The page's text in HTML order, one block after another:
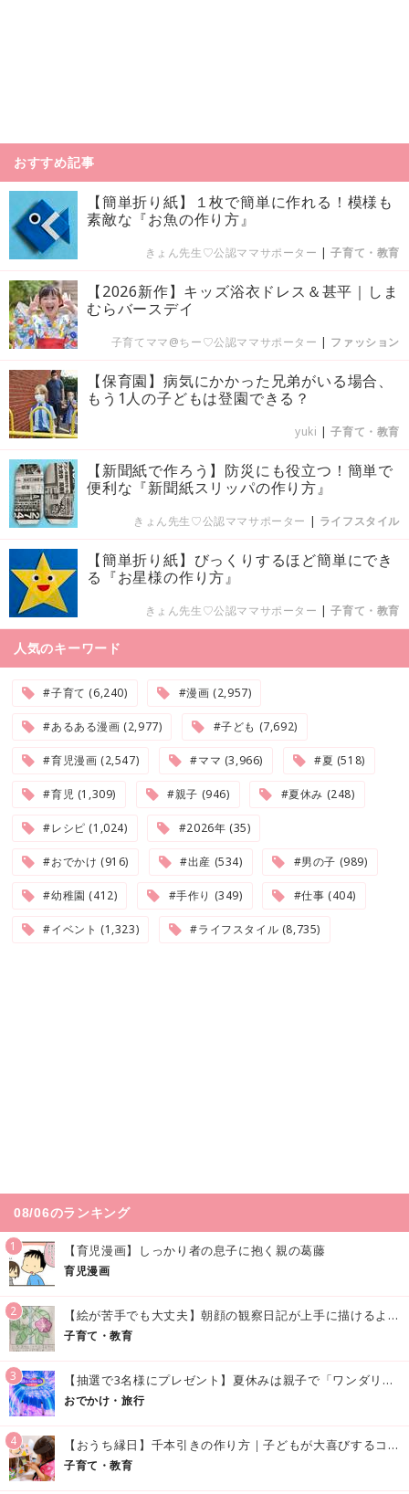
おすすめ記事
【簡単折り紙】１枚で簡単に作れる！模様も
素敵な『お魚の作り方』
きょん先生♡公認ママサポーター |子育て・教育
【2026新作】キッズ浴衣ドレス＆甚平｜しま
むらバースデイ
子育てママ@ちー♡公認ママサポーター | ファッション
【保育園】病気にかかった兄弟がいる場合、
もう1人の子どもは登園できる？
yuki |子育て・教育
【新聞紙で作ろう】防災にも役立つ！簡単で
便利な『新聞紙スリッパの作り方』
きょん先生♡公認ママサポーター | ライフスタイル
【簡単折り紙】びっくりするほど簡単にでき
る『お星様の作り方』
きょん先生♡公認ママサポーター |子育て・教育
人気のキーワード
#子育て (6,240) #漫画 (2,957)
#あるある漫画 (2,977) #子ども (7,692)
#育児漫画 (2,547) #ママ (3,966) #夏 (518)
#育児 (1,309) #親子 (946) #夏休み (248)
#レシピ (1,024) #2026年 (35)
#おでかけ (916) #出産 (534) #男の子 (989)
#幼稚園 (412) #手作り (349) #仕事 (404)
#イベント (1,323) #ライフスタイル (8,735)
08/06のランキング
1 【育児漫画】しっかり者の息子に抱く親の葛藤
育児漫画
2 【絵が苦手でも大丈夫】朝顔の観察日記が上手に描けるようになる方法｜イラスト付き
子育て・教育
3 【抽選で3名様にプレゼント】夏休みは親子で「ワンダリア横浜」へ！涼しく学んで遊べる話題の没入型施設をご紹介
おでかけ・旅行
4 【おうち縁日】千本引きの作り方｜子どもが大喜びするコツやアイデア♪
子育て・教育